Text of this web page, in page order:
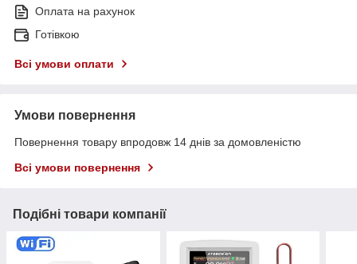
Оплата на рахунок
Готівкою
Всі умови оплати
Умови повернення
Повернення товару впродовж 14 днів за домовленістю
Всі умови повернення
Подібні товари компанії